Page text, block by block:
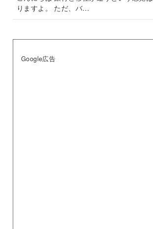
りますよ。 ただ、バ…
Google広告